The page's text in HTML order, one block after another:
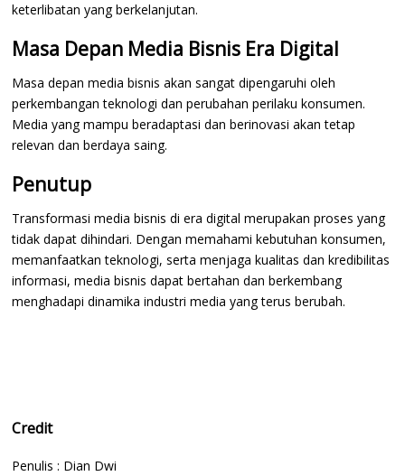
keterlibatan yang berkelanjutan.
Masa Depan Media Bisnis Era Digital
Masa depan media bisnis akan sangat dipengaruhi oleh
perkembangan teknologi dan perubahan perilaku konsumen.
Media yang mampu beradaptasi dan berinovasi akan tetap
relevan dan berdaya saing.
Penutup
Transformasi media bisnis di era digital merupakan proses yang
tidak dapat dihindari. Dengan memahami kebutuhan konsumen,
memanfaatkan teknologi, serta menjaga kualitas dan kredibilitas
informasi, media bisnis dapat bertahan dan berkembang
menghadapi dinamika industri media yang terus berubah.
Credit
Penulis : Dian Dwi